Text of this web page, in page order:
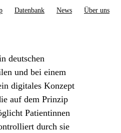
Datenbank News Über uns
deutschen
und bei einem
digitales Konzept
auf dem Prinzip
Patientinnen
durch sie